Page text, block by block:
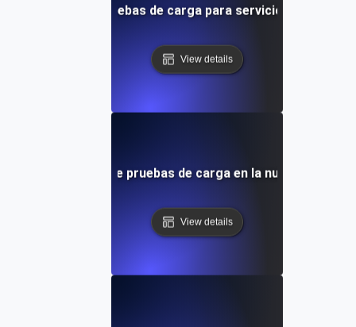
en pruebas de carga para servicios de
View details
Entorno de pruebas de carga en la nube híbrida
View details